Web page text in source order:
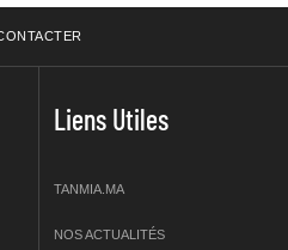
Liens Utiles
TANMIA.MA
NOS ACTUALITÉS